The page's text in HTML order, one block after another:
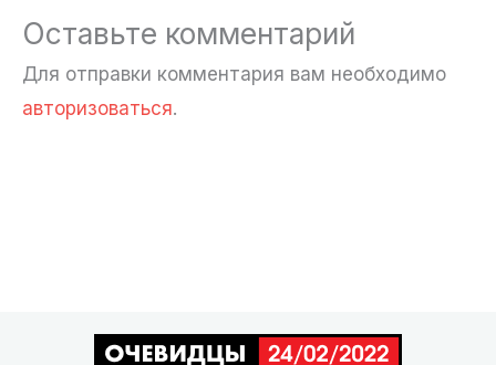
Оставьте комментарий
Для отправки комментария вам необходимо
авторизоваться.